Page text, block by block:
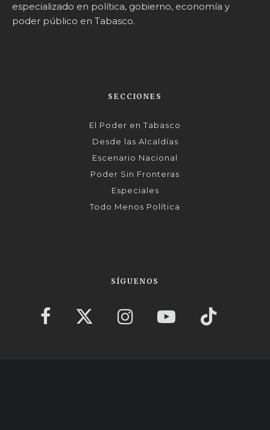
especializado en política, gobierno, economía y
poder público en Tabasco.
SECCIONES
El Poder en Tabasco
Desde las Alcaldías
Escenario Nacional
Poder Sin Fronteras
Especiales
Todo Menos Política
SÍGUENOS